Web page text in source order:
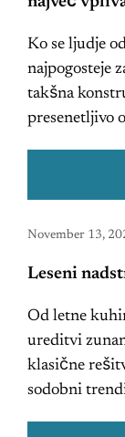
Ko se ljudje
najpogosteje
takšna
presenetljivo
November 13,
Leseni
Od letne
ureditvi
klasične
sodobni